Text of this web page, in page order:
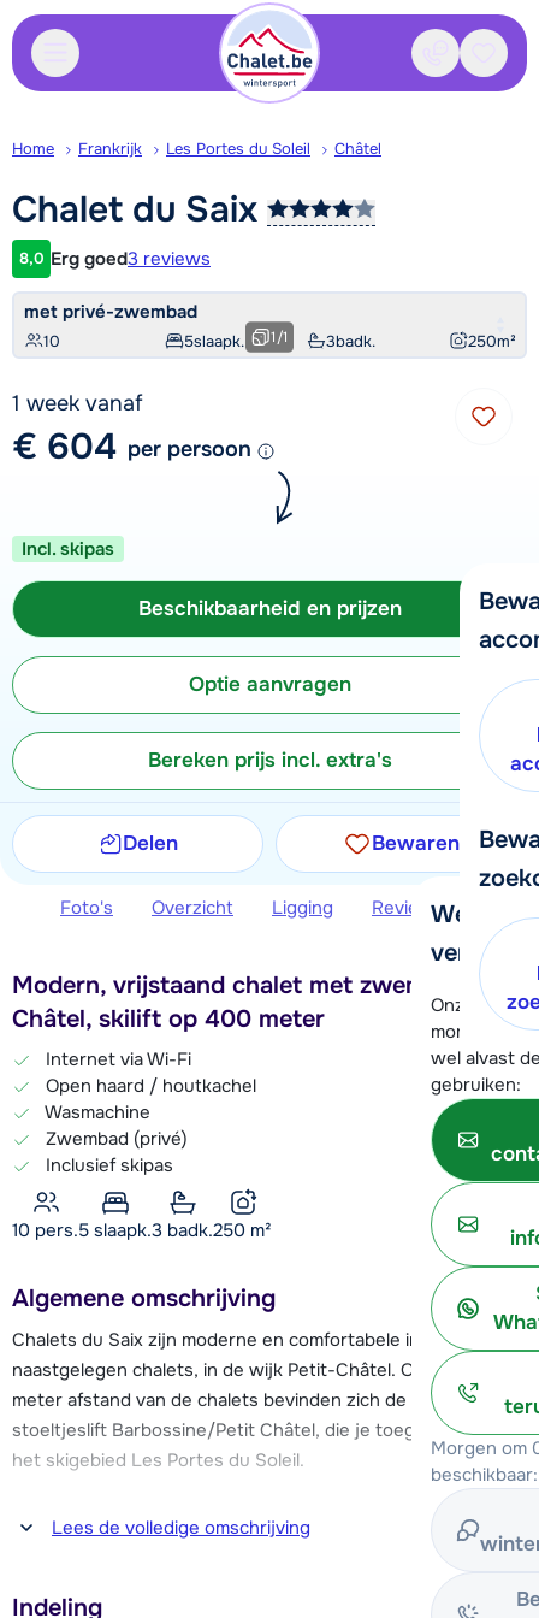
Contact
We
verder!
Onze
moment
wel alvast
gebruiken:
Morgen om
beschikbaar:
Home Frankrijk Les Portes du Soleil Châtel
Chalet du Saix
Klantwaardering
8,0 Erg goed3 reviews
met privé-zwembad
10 5slaapk. 3badk. 250m²
1/1
1 week vanaf
€ 604 per persoon
Incl. skipas
Beschikbaarheid en prijzen
Optie aanvragen
Bereken prijs incl. extra's
Delen Bewaren
Foto's Overzicht Ligging Reviews
Modern, vrijstaand chalet met zwembad in
Châtel, skilift op 400 meter
Internet via Wi-Fi
Open haard / houtkachel
Wasmachine
Zwembad (privé)
Inclusief skipas
10 pers.5 slaapk.3 badk.250 m²
Algemene omschrijving
Chalets du Saix zijn moderne en comfortabele ingericht
naastgelegen chalets, in de wijk Petit-Châtel. Op ca. 400
meter afstand van de chalets bevinden zich de piste en de
stoeltjeslift Barbossine/Petit Châtel, die je toegang geeft tot
het skigebied Les Portes du Soleil.
Het levendige centrum van Châtel, met o.a. après-ski bars,
winkels, restaurants, kinderopvang en skischolen ligt op
ongeveer 1,6 km afstand. Verder kun je een bezoek brengen
aan het Forme d'O Centre Aquatique, dat over een
Lees de volledige omschrijving
Indeling